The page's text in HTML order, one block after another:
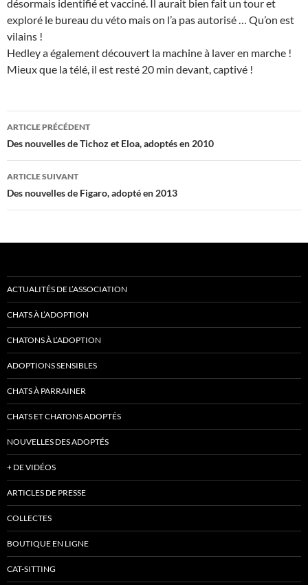
désormais identifié et vacciné. Il aurait bien fait un tour et
exploré le bureau du véto mais on l’a pas autorisé … Qu’on est
vilains !
Hedley a également découvert la machine à laver en marche !
Mieux que la télé, il est resté 20 min devant, captivé !
Navigation
des
articles
ARTICLE PRÉCÉDENT
Des nouvelles de Tichoz et Eloa, adoptés en 2010
ARTICLE SUIVANT
Des nouvelles de Figaro, adopté en 2013
ACTUALITÉS DE L’ASSOCIATION
CHATS À L’ADOPTION
CHATONS À L’ADOPTION
ADOPTIONS SENSIBLES
CHATS À PARRAINER
CHATS ET CHATONS ADOPTÉS
NOUVELLES DES ADOPTÉS
+ DE VIDÉOS
ARTICLES DE PRESSE
COLLECTES
BOUTIQUE EN LIGNE
CAT-SITTING